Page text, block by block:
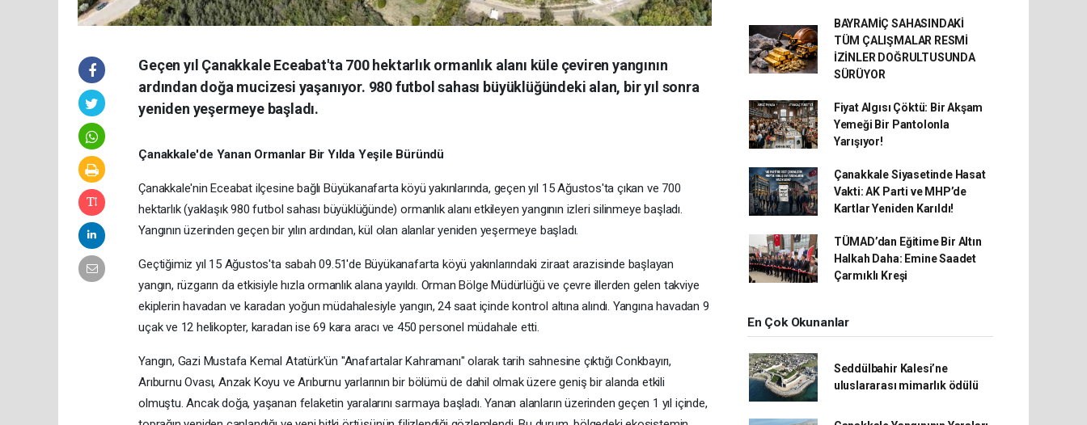
Geçen yıl Çanakkale Eceabat'ta 700 hektarlık ormanlık alanı küle çeviren yangının
ardından doğa mucizesi yaşanıyor. 980 futbol sahası büyüklüğündeki alan, bir yıl sonra
yeniden yeşermeye başladı.
Çanakkale'de Yanan Ormanlar Bir Yılda Yeşile Büründü
Çanakkale'nin Eceabat ilçesine bağlı Büyükanafarta köyü yakınlarında, geçen yıl 15 Ağustos'ta çıkan ve 700
hektarlık (yaklaşık 980 futbol sahası büyüklüğünde) ormanlık alanı etkileyen yangının izleri silinmeye başladı.
Yangının üzerinden geçen bir yılın ardından, kül olan alanlar yeniden yeşermeye başladı.
Geçtiğimiz yıl 15 Ağustos'ta sabah 09.51'de Büyükanafarta köyü yakınlarındaki ziraat arazisinde başlayan
yangın, rüzgarın da etkisiyle hızla ormanlık alana yayıldı. Orman Bölge Müdürlüğü ve çevre illerden gelen takviye
ekiplerin havadan ve karadan yoğun müdahalesiyle yangın, 24 saat içinde kontrol altına alındı. Yangına havadan 9
uçak ve 12 helikopter, karadan ise 69 kara aracı ve 450 personel müdahale etti.
Yangın, Gazi Mustafa Kemal Atatürk'ün "Anafartalar Kahramanı" olarak tarih sahnesine çıktığı Conkbayırı,
Arıburnu Ovası, Anzak Koyu ve Arıburnu yarlarının bir bölümü de dahil olmak üzere geniş bir alanda etkili
olmuştu. Ancak doğa, yaşanan felaketin yaralarını sarmaya başladı. Yanan alanların üzerinden geçen 1 yıl içinde,
BAYRAMİÇ SAHASINDAKİ
TÜM ÇALIŞMALAR RESMİ
İZİNLER DOĞRULTUSUNDA
SÜRÜYOR
Fiyat Algısı Çöktü: Bir Akşam
Yemeği Bir Pantolonla
Yarışıyor!
Çanakkale Siyasetinde Hasat
Vakti: AK Parti ve MHP’de
Kartlar Yeniden Karıldı!
TÜMAD’dan Eğitime Bir Altın
Halkah Daha: Emine Saadet
Çarmıklı Kreşi
En Çok Okunanlar
Seddülbahir Kalesi’ne
uluslararası mimarlık ödülü